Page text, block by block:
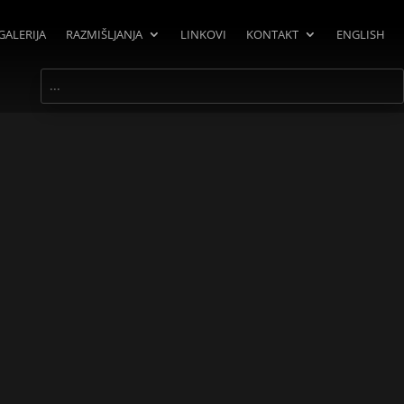
RAZMIŠLJANJA LINKOVI KONTAKT ENGLISH